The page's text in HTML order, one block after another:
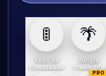
🚦
Feux de
Circulation
🌴
Jungle
Tranquille
PRO